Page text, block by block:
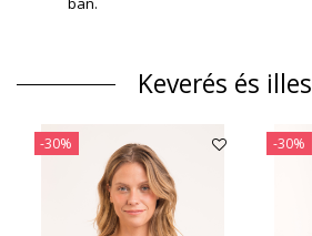
Keverés és
-30% -30%